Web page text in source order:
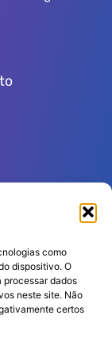
como
dispositivo. O
processar dados
neste site. Não
certos